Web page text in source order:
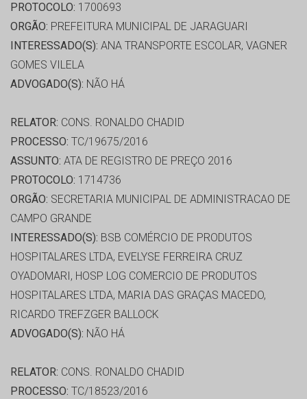
PROTOCOLO: 1700693
ORGÃO: PREFEITURA MUNICIPAL DE JARAGUARI
INTERESSADO(S): ANA TRANSPORTE ESCOLAR, VAGNER
GOMES VILELA
ADVOGADO(S): NÃO HÁ
RELATOR: CONS. RONALDO CHADID
PROCESSO: TC/19675/2016
ASSUNTO: ATA DE REGISTRO DE PREÇO 2016
PROTOCOLO: 1714736
ORGÃO: SECRETARIA MUNICIPAL DE ADMINISTRACAO DE
CAMPO GRANDE
INTERESSADO(S): BSB COMÉRCIO DE PRODUTOS
HOSPITALARES LTDA, EVELYSE FERREIRA CRUZ
OYADOMARI, HOSP LOG COMERCIO DE PRODUTOS
HOSPITALARES LTDA, MARIA DAS GRAÇAS MACEDO,
RICARDO TREFZGER BALLOCK
ADVOGADO(S): NÃO HÁ
RELATOR: CONS. RONALDO CHADID
PROCESSO: TC/18523/2016